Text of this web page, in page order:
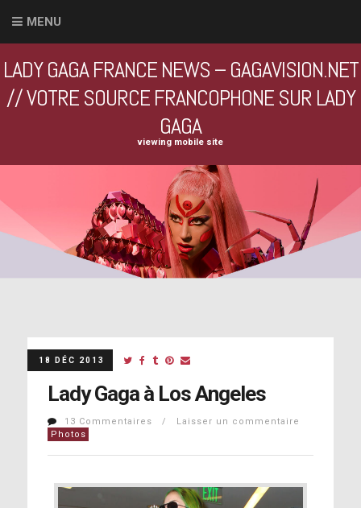
MENU
LADY GAGA FRANCE NEWS – GAGAVISION.NET
// VOTRE SOURCE FRANCOPHONE SUR LADY
GAGA
viewing mobile site
18 DÉC 2013
Lady Gaga à Los Angeles
13 Commentaires / Laisser un commentaire
Photos